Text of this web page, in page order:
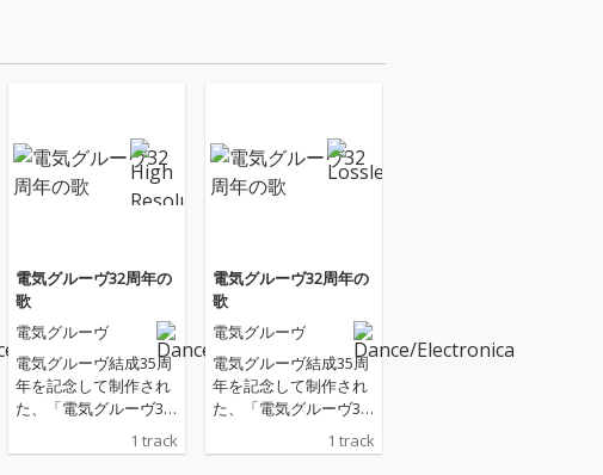
電気グルーヴ32周年の
歌
電気グルーヴ
電気グルーヴ結成35周
年を記念して制作され
た、「電気グルーヴ32
吉田サトシ、ミックス
1 track
電気グルーヴ32周年の
歌
電気グルーヴ
電気グルーヴ結成35周
年を記念して制作され
た、「電気グルーヴ32
吉田サトシ、ミックス
1 track